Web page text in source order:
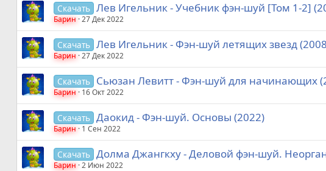
Скачать Лев Игельник - Учебник фэн-шуй [Том 1-2]
Барин 27 Дек 2022
Скачать Лев Игельник - Фэн-шуй летящих звезд
Барин 27 Дек 2022
Скачать Сьюзан Левитт - Фэн-шуй для начинающих
Барин 16 Окт 2022
Скачать Даокид - Фэн-шуй. Основы (2022)
Барин 1 Сен 2022
Скачать Долма Джангкху - Деловой фэн-шуй.
Барин 2 Июн 2022